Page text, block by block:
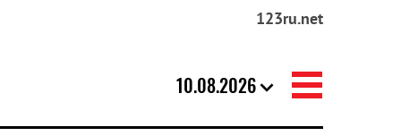
123ru.net
10.08.2026